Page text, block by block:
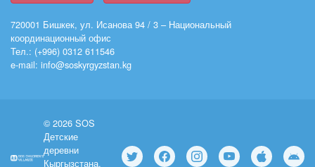
720001 Бишкек, ул. Исанова 94 / 3 – Национальный
координационный офис
Тел.: (+996) 0312 611546
e-mail: info@soskyrgyzstan.kg
© 2026 SOS
Детские
деревни
Кыргызстана.